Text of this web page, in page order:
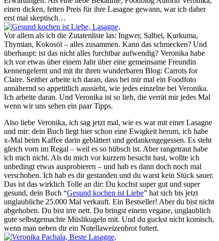
einen dicken, fetten Preis für ihre Lasagne gewann, war ich daher
erst mal skeptisch…
Vor allem als ich die Zutatenliste las: Ingwer, Salbei, Kurkuma,
Thymian, Kokosöl – alles zusammen. Kann das schmecken? Und
überhaupt: ist das nicht alles furchtbar aufwendig? Veronika habe
ich vor etwas über einem Jahr über eine gemeinsame Freundin
kennengelernt und mit ihr ihren wunderbaren Blog: Carrots for
Claire. Seither arbeite ich daran, dass bei mir mal ein Foodfoto
annähernd so appetitlich aussieht, wie jedes einzelne bei Veronika.
Ich arbeite daran. Und Veronika ist so lieb, die verrät mir jedes Mal
wenn wir uns sehen ein paar Tipps.
Also liebe Veronika, ich sag jetzt mal, wie es war mit einer Lasagne
und mir: dein Buch liegt hier schon eine Ewigkeit herum, ich habe
x-Mal beim Kaffee darin geblättert und gedankengegessen. Es steht
gleich vorn im Regal – weil es so hübsch ist. Aber rangetraut habe
ich mich nicht. Als du mich vor kurzem besucht hast, wollte ich
unbedingt etwas ausprobieren – und hab es dann doch noch mal
verschoben. Ich hab es dir gestanden und du warst kein Stück sauer.
Das ist das wirklich Tolle an dir: Du kochst super gut und super
gesund, dein Buch “Gesund kochen ist Liebe” hat sich bis jetzt
unglaubliche 25.000 Mal verkauft. Ein Bestseller! Aber du bist nicht
abgehoben. Du bist irre nett. Du bringst einem vegane, unglaublich
gute selbstgemachte Müslikugeln mit. Und du guckst nicht komisch,
wenn man neben dir ein Nutellaweizenbrot futtert.